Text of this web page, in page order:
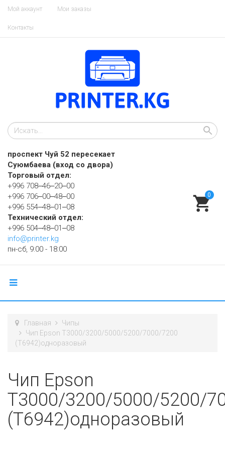
Мой аккаунт Мои заказы
Контакты
проспект Чуй 52 пересекает
Суюмбаева (вход со двора)
Торговый отдел:
+996 708‒46‒20‒00
+996 706‒00‒48‒00
+996 554‒48‒01‒08
Технический отдел:
+996 504‒48‒01‒08
info@printer.kg
пн-сб, 9:00 - 18:00
0
Главная
Чипы
Чип Epson T3000/3200/5000/5200/7000/7200
(T6942)одноразовый
Чип Epson
T3000/3200/5000/5200/
(T6942)одноразовый